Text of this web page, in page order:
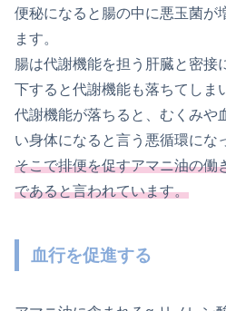
便秘になると腸の中に悪玉菌が
ます。
腸は代謝機能を担う肝臓と密接
下すると代謝機能も落ちてしま
代謝機能が落ちると、むくみや
い身体になると言う悪循環にな
そこで排便を促すアマニ油の働
であると言われています。
血行を促進する